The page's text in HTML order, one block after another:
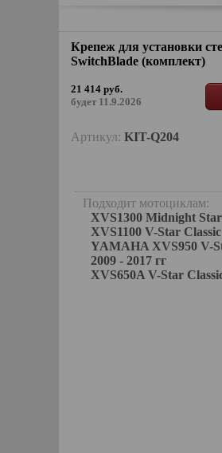
Крепеж для установки
SwitchBlade (комплект)
21 414 руб.
будет 11.9.2026
Артикул: KIT-Q204
Подходит мотоциклам:
XVS1300 Midnight
XVS1100 V-Star Classic
YAMAHA XVS950 V-
2009 - 2017 гг
XVS650A V-Star